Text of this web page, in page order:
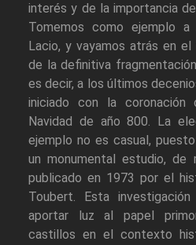
interés y de la importancia
Tomemos como ejemplo a
Lacio, y vayamos atrás en
de la definitiva
es decir, a los últimos
iniciado con la
Navidad de año 800. La
ejemplo no es casual,
un monumental estudio, de
publicado en 1973 por el
Toubert. Esta
aportar luz al papel
castillos en el contexto